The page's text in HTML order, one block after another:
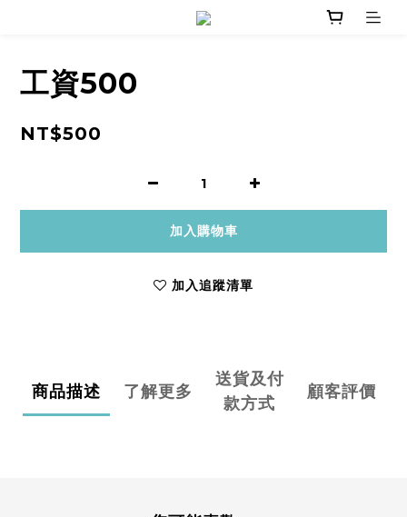
工資500
NT$500
加入購物車
加入追蹤清單
商品描述 了解更多
送貨及付
款方式
顧客評價